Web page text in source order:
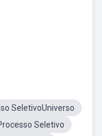
SeletivoUniverso
Seletivo